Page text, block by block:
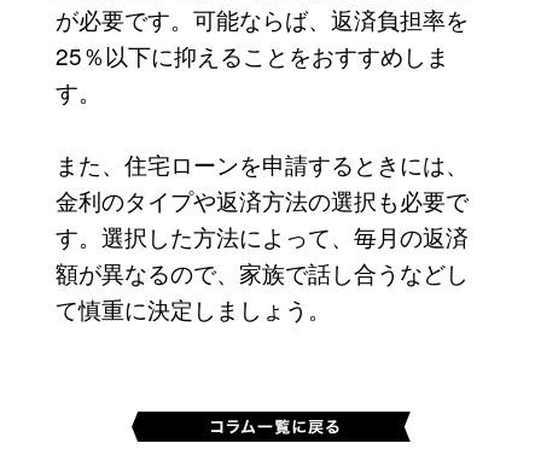
が必要です。可能ならば、返済負担率を
25％以下に抑えることをおすすめしま
す。
また、住宅ローンを申請するときには、
金利のタイプや返済方法の選択も必要で
す。選択した方法によって、毎月の返済
額が異なるので、家族で話し合うなどし
て慎重に決定しましょう。